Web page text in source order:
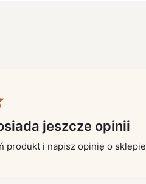
jeszcze opinii
produkt i napisz opinię o sklepie